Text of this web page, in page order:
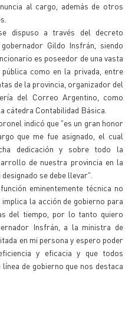
al cargo, además de otros
dispuso a través del decreto
Gildo Insfrán, siendo
es poseedor de una vasta
como en la privada, entre
de la provincia, organizador del
del Correo Argentino, como
cátedra Contabilidad Básica.
indicó que "es un gran honor
que me fue asignado, el cual
dedicación y sobre todo la
de nuestra provincia en la
se debe llevar".
eminentemente técnica no
la acción de gobierno para
del tiempo, por lo tanto quiero
Insfrán, a la ministra de
en mi persona y espero poder
y eficacia y que todos
de gobierno que nos destaca